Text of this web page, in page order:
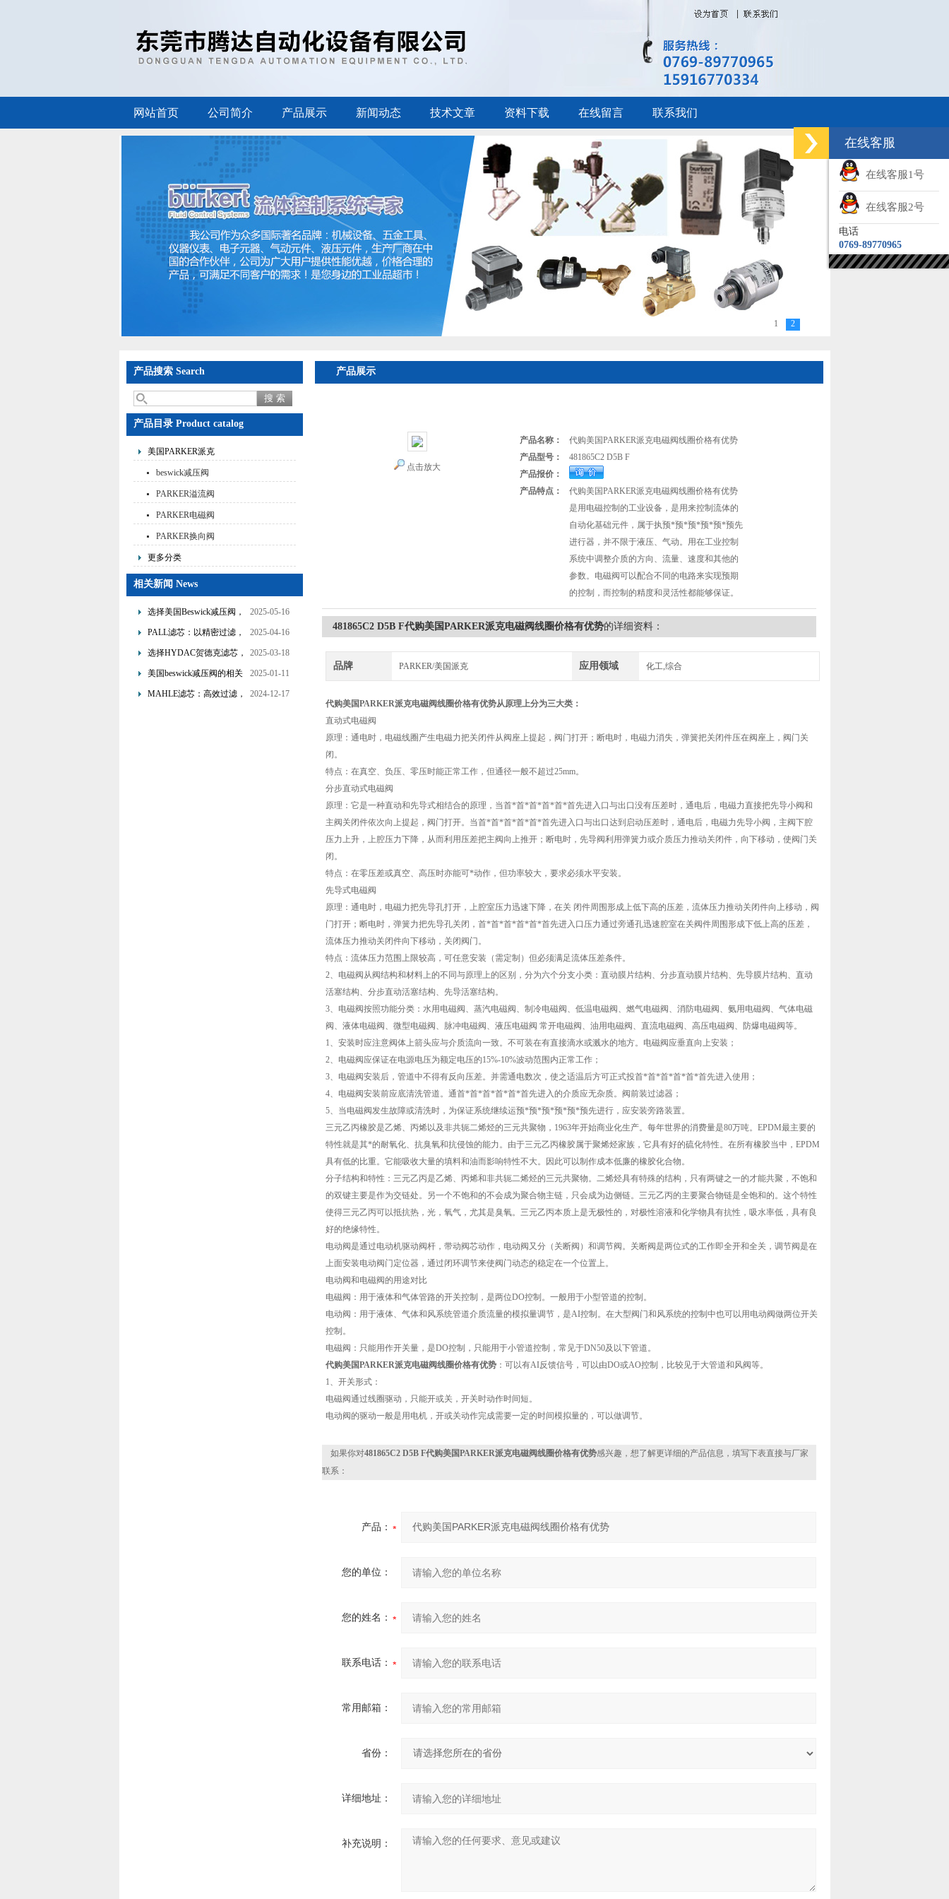
网站首页 公司简介 产品展示 新闻动态 技术文章 资料下载 在线留言 联系我们
1 2
产品搜索 Search
产品目录 Product catalog
美国PARKER派克
beswick减压阀
PARKER溢流阀
PARKER电磁阀
PARKER换向阀
更多分类
相关新闻 News
选择美国Beswick减压阀，
提升流体系统效率
2025-05-16
PALL滤芯：以精密过滤，
为工业流体筑起“隐形安全
2025-04-16
选择HYDAC贺德克滤芯，
享受精准过滤与稳定性能
2025-03-18
美国beswick减压阀的相关
知识
2025-01-11
MAHLE滤芯：高效过滤，
2024-12-17
产品展示
点击放大
产品名称：
代购美国PARKER派克电磁阀线圈价格有优势
产品型号：
481865C2 D5B F
产品报价：
产品特点：
代购美国PARKER派克电磁阀线圈价格有优势
是用电磁控制的工业设备，是用来控制流体的
自动化基础元件，属于执预*预*预*预*预*预先
进行器，并不限于液压、气动。用在工业控制
系统中调整介质的方向、流量、速度和其他的
参数。电磁阀可以配合不同的电路来实现预期
的控制，而控制的精度和灵活性都能够保证。
481865C2 D5B F代购美国PARKER派克电磁阀线圈价格有优势的详细资料：
品牌 PARKER/美国派克 应用领域 化工,综合
代购美国PARKER派克电磁阀线圈价格有优势从原理上分为三大类：
直动式电磁阀
原理：通电时，电磁线圈产生电磁力把关闭件从阀座上提起，阀门打开；断电时，电磁力消失，弹簧把关闭件压在阀座上，阀门关
闭。
特点：在真空、负压、零压时能正常工作，但通径一般不超过25mm。
分步直动式电磁阀
原理：它是一种直动和先导式相结合的原理，当首*首*首*首*首*首先进入口与出口没有压差时，通电后，电磁力直接把先导小阀和
主阀关闭件依次向上提起，阀门打开。当首*首*首*首*首*首先进入口与出口达到启动压差时，通电后，电磁力先导小阀，主阀下腔
压力上升，上腔压力下降，从而利用压差把主阀向上推开；断电时，先导阀利用弹簧力或介质压力推动关闭件，向下移动，使阀门关
闭。
特点：在零压差或真空、高压时亦能可*动作，但功率较大，要求必须水平安装。
先导式电磁阀
原理：通电时，电磁力把先导孔打开，上腔室压力迅速下降，在关 闭件周围形成上低下高的压差，流体压力推动关闭件向上移动，阀
门打开；断电时，弹簧力把先导孔关闭，首*首*首*首*首*首先进入口压力通过旁通孔迅速腔室在关阀件周围形成下低上高的压差，
流体压力推动关闭件向下移动，关闭阀门。
特点：流体压力范围上限较高，可任意安装（需定制）但必须满足流体压差条件。
2、电磁阀从阀结构和材料上的不同与原理上的区别，分为六个分支小类：直动膜片结构、分步直动膜片结构、先导膜片结构、直动
活塞结构、分步直动活塞结构、先导活塞结构。
3、电磁阀按照功能分类：水用电磁阀、蒸汽电磁阀、制冷电磁阀、低温电磁阀、燃气电磁阀、消防电磁阀、氨用电磁阀、气体电磁
阀、液体电磁阀、微型电磁阀、脉冲电磁阀、液压电磁阀 常开电磁阀、油用电磁阀、直流电磁阀、高压电磁阀、防爆电磁阀等。
1、安装时应注意阀体上箭头应与介质流向一致。不可装在有直接滴水或溅水的地方。电磁阀应垂直向上安装；
2、电磁阀应保证在电源电压为额定电压的15%-10%波动范围内正常工作；
3、电磁阀安装后，管道中不得有反向压差。并需通电数次，使之适温后方可正式投首*首*首*首*首*首先进入使用；
4、电磁阀安装前应底清洗管道。通首*首*首*首*首*首先进入的介质应无杂质。阀前装过滤器；
5、当电磁阀发生故障或清洗时，为保证系统继续运预*预*预*预*预*预先进行，应安装旁路装置。
三元乙丙橡胶是乙烯、丙烯以及非共轭二烯烃的三元共聚物，1963年开始商业化生产。每年世界的消费量是80万吨。EPDM最主要的
特性就是其*的耐氧化、抗臭氧和抗侵蚀的能力。由于三元乙丙橡胶属于聚烯烃家族，它具有好的硫化特性。在所有橡胶当中，EPDM
具有低的比重。它能吸收大量的填料和油而影响特性不大。因此可以制作成本低廉的橡胶化合物。
分子结构和特性：三元乙丙是乙烯、丙烯和非共轭二烯烃的三元共聚物。二烯烃具有特殊的结构，只有两键之一的才能共聚，不饱和
的双键主要是作为交链处。另一个不饱和的不会成为聚合物主链，只会成为边侧链。三元乙丙的主要聚合物链是全饱和的。这个特性
使得三元乙丙可以抵抗热，光，氧气，尤其是臭氧。三元乙丙本质上是无极性的，对极性溶液和化学物具有抗性，吸水率低，具有良
好的绝缘特性。
电动阀是通过电动机驱动阀杆，带动阀芯动作，电动阀又分（关断阀）和调节阀。关断阀是两位式的工作即全开和全关，调节阀是在
上面安装电动阀门定位器，通过闭环调节来使阀门动态的稳定在一个位置上。
电动阀和电磁阀的用途对比
电磁阀：用于液体和气体管路的开关控制，是两位DO控制。一般用于小型管道的控制。
电动阀：用于液体、气体和风系统管道介质流量的模拟量调节，是AI控制。在大型阀门和风系统的控制中也可以用电动阀做两位开关
控制。
电磁阀：只能用作开关量，是DO控制，只能用于小管道控制，常见于DN50及以下管道。
代购美国PARKER派克电磁阀线圈价格有优势：可以有AI反馈信号，可以由DO或AO控制，比较见于大管道和风阀等。
1、开关形式：
电磁阀通过线圈驱动，只能开或关，开关时动作时间短。
电动阀的驱动一般是用电机，开或关动作完成需要一定的时间模拟量的，可以做调节。
如果你对481865C2 D5B F代购美国PARKER派克电磁阀线圈价格有优势感兴趣，想了解更详细的产品信息，填写下表直接与厂家
联系：
产品：
您的单位：
您的姓名：
联系电话：
常用邮箱：
省份：
详细地址：
补充说明：
在线客服
在线客服1号
在线客服2号
电话
0769-89770965